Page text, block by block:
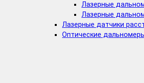
Лазерные
Лазерные
Лазерные датчики
Оптические